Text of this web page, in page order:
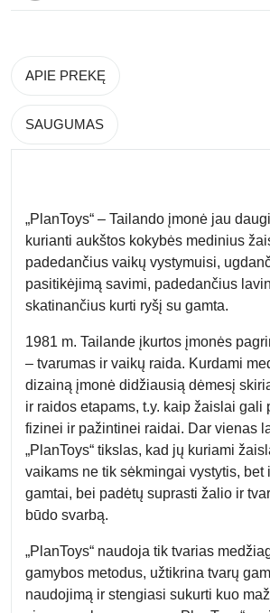
APIE PREKĘ
SAUGUMAS
„PlanToys“ – Tailando įmonė jau
kurianti aukštos kokybės medinius
padedančius vaikų vystymuisi,
pasitikėjimą savimi, padedančius
skatinančius kurti ryšį su gamta.
1981 m. Tailande įkurtos įmonės
– tvarumas ir vaikų raida. Kurdami
dizainą įmonė didžiausią dėmesį
ir raidos etapams, t.y. kaip žaislai gali
fizinei ir pažintinei raidai. Dar vienas
„PlanToys“ tikslas, kad jų kuriami
vaikams ne tik sėkmingai vystytis, bet
gamtai, bei padėtų suprasti žalio ir
būdo svarbą.
„PlanToys“ naudoja tik tvarias
gamybos metodus, užtikrina tvarų
naudojimą ir stengiasi sukurti kuo